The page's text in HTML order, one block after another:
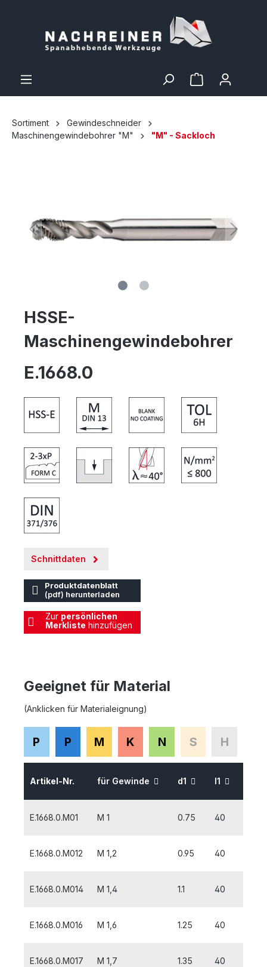
Sortiment
Gewindeschneider
Maschinengewindebohrer "M"
"M" - Sackloch
HSSE-
Maschinengewindebohrer
E.1668.0
Schnittdaten
Produktdatenblatt
(pdf) herunterladen
Zur persönlichen
Merkliste hinzufügen
Geeignet für Material
(Anklicken für Materialeignung)
P P M K N S H
Artikel-Nr. für Gewinde d1 l1
E.1668.0.M01 M 1 0.75 40
E.1668.0.M012 M 1,2 0.95 40
E.1668.0.M014 M 1,4 1.1 40
E.1668.0.M016 M 1,6 1.25 40
E.1668.0.M017 M 1,7 1.35 40